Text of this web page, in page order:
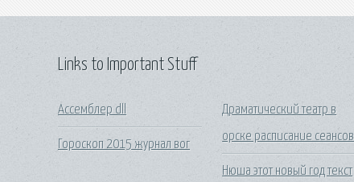
Links to Important Stuff
Ассемблер dll
Гороскоп 2015 журнал вог
Драматический театр в
орске расписание сеансов
Нюша этот новый год текст